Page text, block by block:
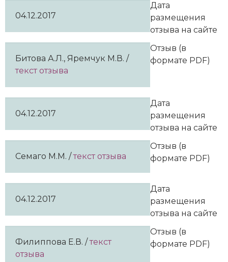
04.12.2017
Дата
размещения
отзыва на сайте
Битова А.Л., Яремчук М.В. /
текст отзыва
Отзыв (в
формате PDF)
04.12.2017
Дата
размещения
отзыва на сайте
Семаго М.М. /текст отзыва
Отзыв (в
формате PDF)
04.12.2017
Дата
размещения
отзыва на сайте
Филиппова Е.В. /текст
отзыва
Отзыв (в
формате PDF)